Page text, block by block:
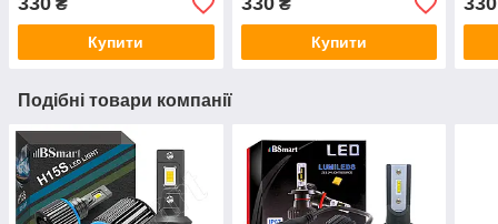
₴
Купити
₴
Купити
Подібні товари компанії